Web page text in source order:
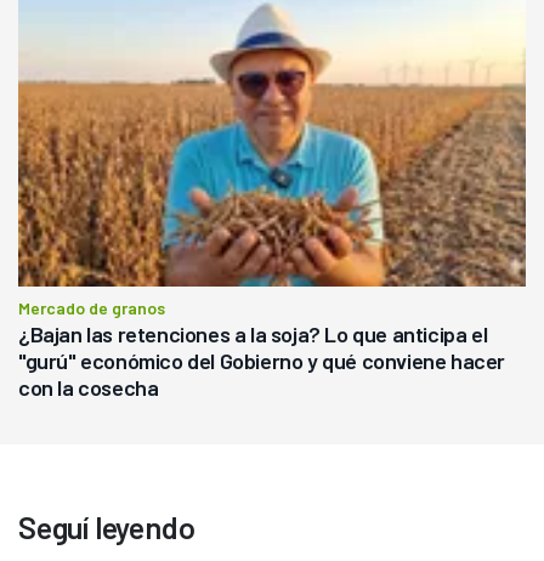
Mercado de granos
¿Bajan las retenciones a la soja? Lo que anticipa el
"gurú" económico del Gobierno y qué conviene hacer
con la cosecha
Seguí leyendo